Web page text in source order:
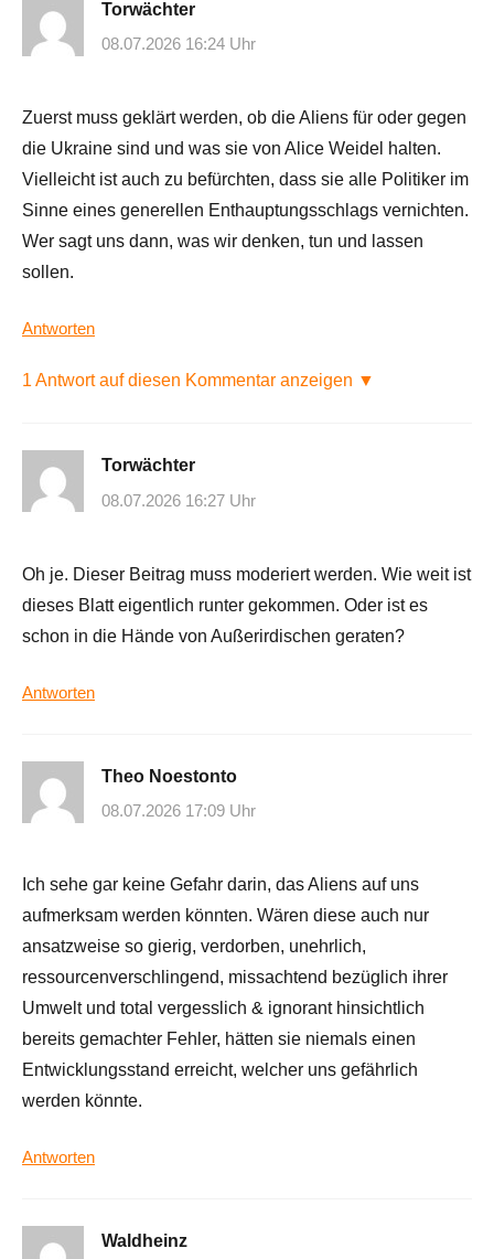
Torwächter
08.07.2026 16:24 Uhr
Zuerst muss geklärt werden, ob die Aliens für oder gegen
die Ukraine sind und was sie von Alice Weidel halten.
Vielleicht ist auch zu befürchten, dass sie alle Politiker im
Sinne eines generellen Enthauptungsschlags vernichten.
Wer sagt uns dann, was wir denken, tun und lassen
sollen.
Antworten
1 Antwort auf diesen Kommentar anzeigen ▼
Torwächter
08.07.2026 16:27 Uhr
Oh je. Dieser Beitrag muss moderiert werden. Wie weit ist
dieses Blatt eigentlich runter gekommen. Oder ist es
schon in die Hände von Außerirdischen geraten?
Antworten
Theo Noestonto
08.07.2026 17:09 Uhr
Ich sehe gar keine Gefahr darin, das Aliens auf uns
aufmerksam werden könnten. Wären diese auch nur
ansatzweise so gierig, verdorben, unehrlich,
ressourcenverschlingend, missachtend bezüglich ihrer
Umwelt und total vergesslich & ignorant hinsichtlich
bereits gemachter Fehler, hätten sie niemals einen
Entwicklungsstand erreicht, welcher uns gefährlich
werden könnte.
Antworten
Waldheinz